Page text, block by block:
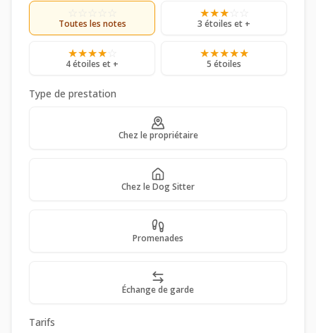
Toutes les notes
★★★
3 étoiles et +
★★★★
4 étoiles et +
★★★★★
5 étoiles
Type de prestation
Chez le propriétaire
Chez le Dog Sitter
Promenades
Échange de garde
Tarifs